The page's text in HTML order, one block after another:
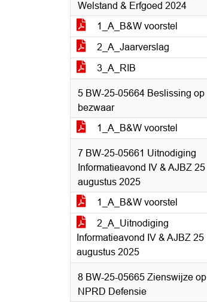
Welstand & Erfgoed 2024
1_A_B&W voorstel
2_A_Jaarverslag
3_A_RIB
5 BW-25-05664 Beslissing op
bezwaar
1_A_B&W voorstel
7 BW-25-05661 Uitnodiging
Informatieavond IV & AJBZ 25
augustus 2025
1_A_B&W voorstel
2_A_Uitnodiging
Informatieavond IV & AJBZ 25
augustus 2025
8 BW-25-05665 Zienswijze op
NPRD Defensie